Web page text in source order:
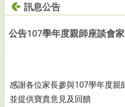
訊息公告
公告107學年度親師座談會
感謝各位家長參與107學年度親
並提供寶貴意見及回饋